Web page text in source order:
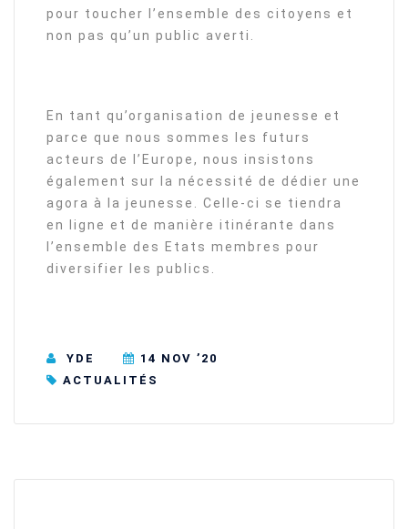
pour toucher l’ensemble des citoyens et
non pas qu’un public averti.
En tant qu’organisation de jeunesse et
parce que nous sommes les futurs
acteurs de l’Europe, nous insistons
également sur la nécessité de dédier une
agora à la jeunesse. Celle-ci se tiendra
en ligne et de manière itinérante dans
l’ensemble des Etats membres pour
diversifier les publics.
YDE
14 NOV ’20
ACTUALITÉS